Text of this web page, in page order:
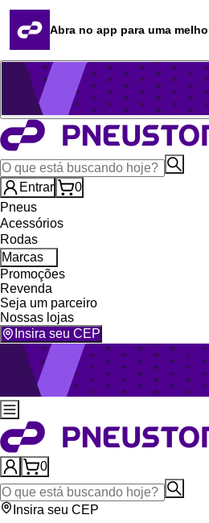
Quero revender
Blog
Whatsapp (16) 99764-8401
Televendas (47) 3046-2551
Entrar
0
Pneus
Acessórios
Rodas
Marcas
Promoções
Revenda
Seja um parceiro
Nossas lojas
Insira seu CEP
0
Insira seu CEP
Abra no app para uma